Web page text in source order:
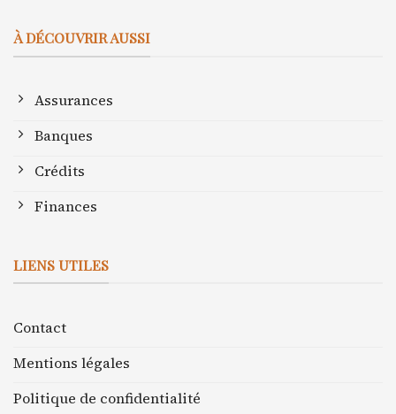
À DÉCOUVRIR AUSSI
Assurances
Banques
Crédits
Finances
LIENS UTILES
Contact
Mentions légales
Politique de confidentialité